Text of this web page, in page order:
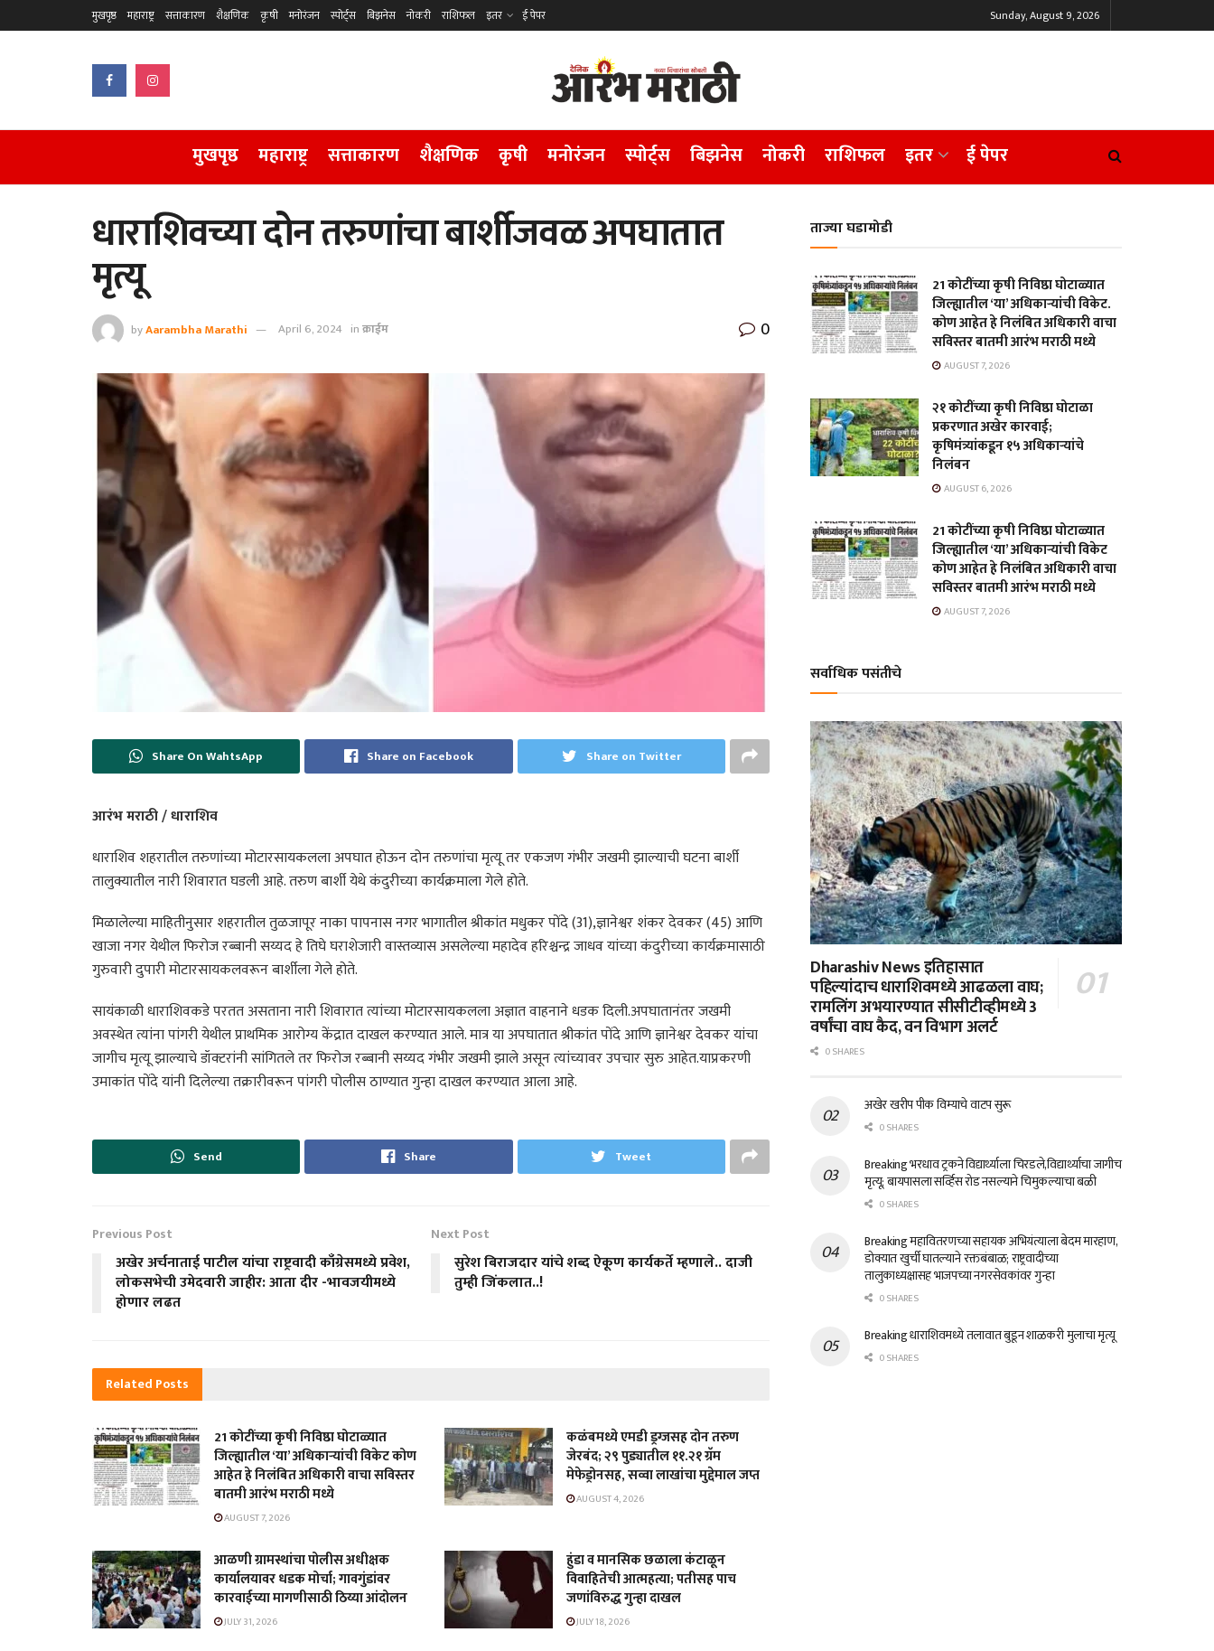
मुखपृष्ठ महाराष्ट्र सत्ताकारण शैक्षणिक कृषी मनोरंजन स्पोर्ट्स बिझनेस नोकरी राशिफल इतर ई पेपर Sunday, August 9, 2026
मुखपृष्ठ महाराष्ट्र सत्ताकारण शैक्षणिक कृषी मनोरंजन स्पोर्ट्स बिझनेस नोकरी राशिफल इतर ई पेपर
धाराशिवच्या दोन तरुणांचा बार्शीजवळ अपघातात
मृत्यू
byAarambha Marathi April 6, 2024 inक्राईम 0
Share On WahtsApp Share on Facebook Share on Twitter
आरंभ मराठी / धाराशिव
धाराशिव शहरातील तरुणांच्या मोटारसायकलला अपघात होऊन दोन तरुणांचा मृत्यू तर एकजण गंभीर जखमी झाल्याची घटना बार्शी
तालुक्यातील नारी शिवारात घडली आहे. तरुण बार्शी येथे कंदुरीच्या कार्यक्रमाला गेले होते.
मिळालेल्या माहितीनुसार शहरातील तुळजापूर नाका पापनास नगर भागातील श्रीकांत मधुकर पोंदे (31),ज्ञानेश्वर शंकर देवकर (45) आणि
खाजा नगर येथील फिरोज रब्बानी सय्यद हे तिघे घराशेजारी वास्तव्यास असलेल्या महादेव हरिश्चन्द्र जाधव यांच्या कंदुरीच्या कार्यक्रमासाठी
गुरुवारी दुपारी मोटारसायकलवरून बार्शीला गेले होते.
सायंकाळी धाराशिवकडे परतत असताना नारी शिवारात त्यांच्या मोटारसायकलला अज्ञात वाहनाने धडक दिली.अपघातानंतर जखमी
अवस्थेत त्यांना पांगरी येथील प्राथमिक आरोग्य केंद्रात दाखल करण्यात आले. मात्र या अपघातात श्रीकांत पोंदे आणि ज्ञानेश्वर देवकर यांचा
जागीच मृत्यू झाल्याचे डॉक्टरांनी सांगितले तर फिरोज रब्बानी सय्यद गंभीर जखमी झाले असून त्यांच्यावर उपचार सुरु आहेत.याप्रकरणी
उमाकांत पोंदे यांनी दिलेल्या तक्रारीवरून पांगरी पोलीस ठाण्यात गुन्हा दाखल करण्यात आला आहे.
Send Share Tweet
Previous Post
अखेर अर्चनाताई पाटील यांचा राष्ट्रवादी काँग्रेसमध्ये प्रवेश,
लोकसभेची उमेदवारी जाहीर: आता दीर -भावजयीमध्ये
होणार लढत
Next Post
सुरेश बिराजदार यांचे शब्द ऐकूण कार्यकर्ते म्हणाले.. दाजी
तुम्ही जिंकलात..!
Related Posts
21 कोटींच्या कृषी निविष्ठा घोटाळ्यात
जिल्ह्यातील ‘या’ अधिकाऱ्यांची विकेट कोण
आहेत हे निलंबित अधिकारी वाचा सविस्तर
बातमी आरंभ मराठी मध्ये
AUGUST 7, 2026
कळंबमध्ये एमडी ड्रग्जसह दोन तरुण
जेरबंद; २९ पुड्यातील ११.२१ ग्रॅम
मेफेड्रोनसह, सव्वा लाखांचा मुद्देमाल जप्त
AUGUST 4, 2026
आळणी ग्रामस्थांचा पोलीस अधीक्षक
कार्यालयावर धडक मोर्चा; गावगुंडांवर
कारवाईच्या मागणीसाठी ठिय्या आंदोलन
JULY 31, 2026
हुंडा व मानसिक छळाला कंटाळून
विवाहितेची आत्महत्या; पतीसह पाच
जणांविरुद्ध गुन्हा दाखल
JULY 18, 2026
ताज्या घडामोडी
21 कोटींच्या कृषी निविष्ठा घोटाळ्यात
जिल्ह्यातील ‘या’ अधिकाऱ्यांची विकेट.
कोण आहेत हे निलंबित अधिकारी वाचा
सविस्तर बातमी आरंभ मराठी मध्ये
AUGUST 7, 2026
२१ कोटींच्या कृषी निविष्ठा घोटाळा
प्रकरणात अखेर कारवाई;
कृषिमंत्र्यांकडून १५ अधिकाऱ्यांचे
निलंबन
AUGUST 6, 2026
21 कोटींच्या कृषी निविष्ठा घोटाळ्यात
जिल्ह्यातील ‘या’ अधिकाऱ्यांची विकेट
कोण आहेत हे निलंबित अधिकारी वाचा
सविस्तर बातमी आरंभ मराठी मध्ये
AUGUST 7, 2026
सर्वाधिक पसंतीचे
Dharashiv News इतिहासात
पहिल्यांदाच धाराशिवमध्ये आढळला वाघ;
रामलिंग अभयारण्यात सीसीटीव्हीमध्ये 3
वर्षांचा वाघ कैद, वन विभाग अलर्ट
0 SHARES
अखेर खरीप पीक विम्याचे वाटप सुरू
0 SHARES
Breaking भरधाव ट्रकने विद्यार्थ्याला चिरडले,विद्यार्थ्याचा जागीच
मृत्यू; बायपासला सर्व्हिस रोड नसल्याने चिमुकल्याचा बळी
0 SHARES
Breaking महावितरणच्या सहायक अभियंत्याला बेदम मारहाण,
डोक्यात खुर्ची घातल्याने रक्तबंबाळ; राष्ट्रवादीच्या
तालुकाध्यक्षासह भाजपच्या नगरसेवकांवर गुन्हा
0 SHARES
Breaking धाराशिवमध्ये तलावात बुडून शाळकरी मुलाचा मृत्यू
0 SHARES